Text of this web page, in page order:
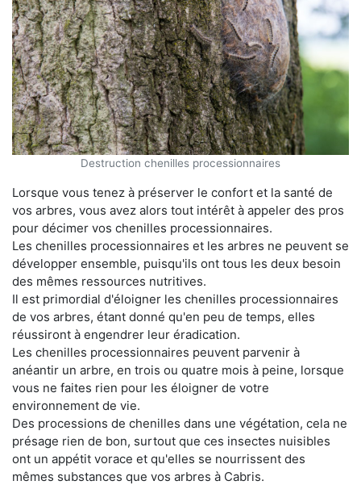
Destruction chenilles processionnaires
Lorsque vous tenez à préserver le confort et la santé de
vos arbres, vous avez alors tout intérêt à appeler des pros
pour décimer vos chenilles processionnaires.
Les chenilles processionnaires et les arbres ne peuvent se
développer ensemble, puisqu'ils ont tous les deux besoin
des mêmes ressources nutritives.
Il est primordial d'éloigner les chenilles processionnaires
de vos arbres, étant donné qu'en peu de temps, elles
réussiront à engendrer leur éradication.
Les chenilles processionnaires peuvent parvenir à
anéantir un arbre, en trois ou quatre mois à peine, lorsque
vous ne faites rien pour les éloigner de votre
environnement de vie.
Des processions de chenilles dans une végétation, cela ne
présage rien de bon, surtout que ces insectes nuisibles
ont un appétit vorace et qu'elles se nourrissent des
mêmes substances que vos arbres à Cabris.